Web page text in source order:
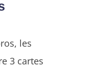
les
3 cartes